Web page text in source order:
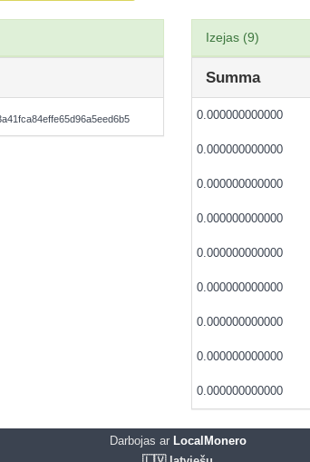
Izejas (9)
Summa
0.000000000000
0.000000000000
0.000000000000
0.000000000000
0.000000000000
0.000000000000
0.000000000000
0.000000000000
0.000000000000
Darbojas arLocalMonero